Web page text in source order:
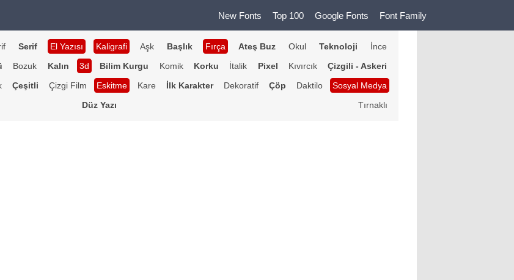
New Fonts Top 100 Google Fonts Font Family
Serif El Yazısı Kaligrafi Aşk Başlık Fırça Ateş Buz Okul Teknoloji
İnce
Bozuk Kalın 3d Bilim Kurgu Komik Korku İtalik Pixel Kıvırcık
Çizgili - Askeri
Çeşitli Çizgi Film Eskitme Kare İlk Karakter Dekoratif Çöp Daktilo
Sosyal Medya
Düz Yazı Tırnaklı